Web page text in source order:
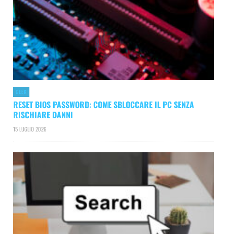
GEEK
RESET BIOS PASSWORD: COME SBLOCCARE IL PC SENZA
RISCHIARE DANNI
15 LUGLIO 2026